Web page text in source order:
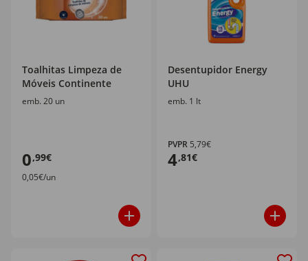
Toalhitas Limpeza de
Móveis Continente
emb. 20 un
0,99€
0,05€/un
Desentupidor Energy
UHU
emb. 1 lt
PVPR 5,79€
4,81€